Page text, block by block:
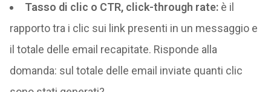
Tasso di clic o CTR, click-through rate:è il
rapporto tra i clic sui link presenti in un messaggio e
il totale delle email recapitate. Risponde alla
domanda: sul totale delle email inviate quanti clic